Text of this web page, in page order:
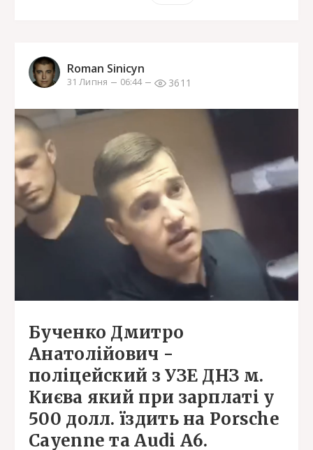
Roman Sinicyn
31 Липня 06:44 3611
Бученко Дмитро
Анатолійович -
поліцейский з УЗЕ ДНЗ м.
Києва який при зарплаті у
500 долл. їздить на Porsche
Cayenne та Audi А6.